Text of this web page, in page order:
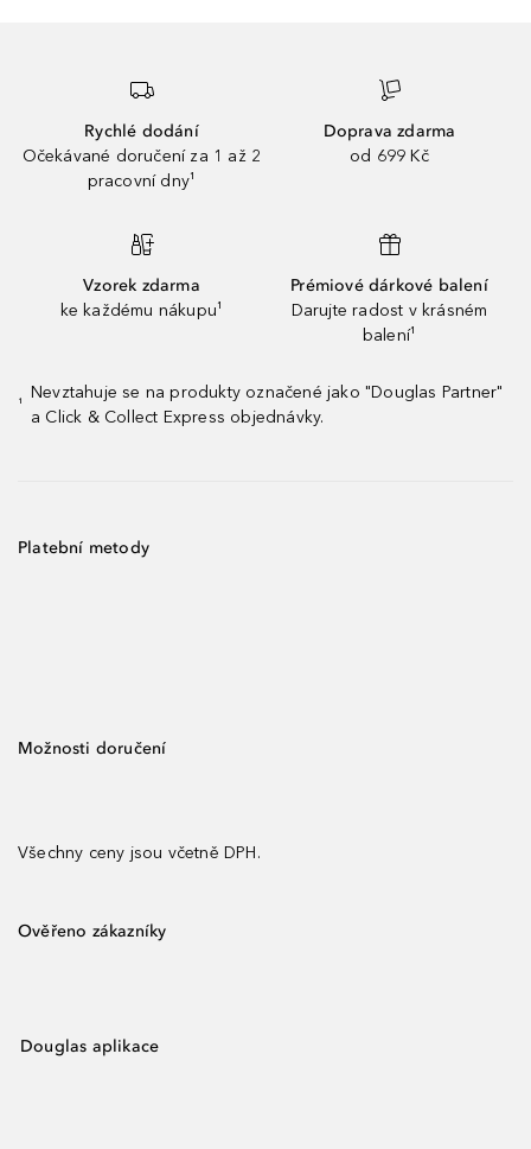
Rychlé dodání
Očekávané doručení za 1 až 2
pracovní dny¹
Doprava zdarma
od 699 Kč
Vzorek zdarma
ke každému nákupu¹
Prémiové dárkové balení
Darujte radost v krásném
balení¹
¹
Nevztahuje se na produkty označené jako "Douglas Partner"
a Click & Collect Express objednávky.
Platební metody
Možnosti doručení
Všechny ceny jsou včetně DPH.
Ověřeno zákazníky
Douglas aplikace